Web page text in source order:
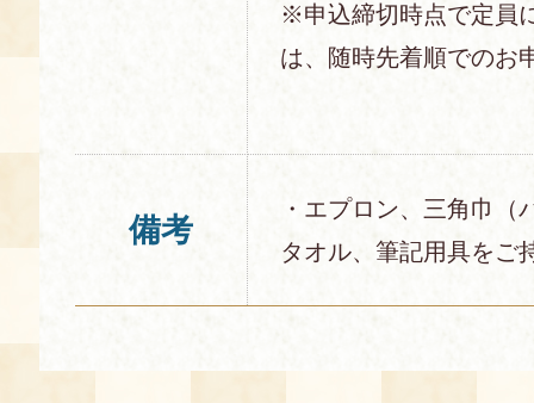
※申込締切時点で定員
は、随時先着順でのお
備考
・エプロン、三角巾（
タオル、筆記用具をご